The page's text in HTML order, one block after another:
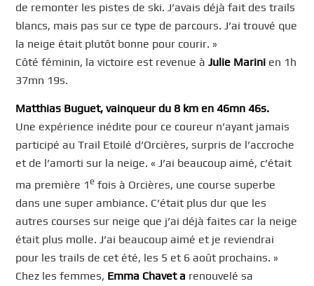
de remonter les pistes de ski. J’avais déjà fait des trails
blancs, mais pas sur ce type de parcours. J’ai trouvé que
la neige était plutôt bonne pour courir. »
Côté féminin, la victoire est revenue àJulie Marini en 1h
37mn 19s.
Matthias Buguet, vainqueur du 8 km en 46mn 46s.
Une expérience inédite pour ce coureur n’ayant jamais
participé au Trail Etoilé d’Orcières, surpris de l’accroche
et de l’amorti sur la neige. « J’ai beaucoup aimé, c’était
ma première 1e fois à Orcières, une course superbe
dans une super ambiance. C’était plus dur que les
autres courses sur neige que j’ai déjà faites car la neige
était plus molle. J’ai beaucoup aimé et je reviendrai
pour les trails de cet été, les 5 et 6 août prochains. »
Chez les femmes, Emma Chavet a renouvelé sa